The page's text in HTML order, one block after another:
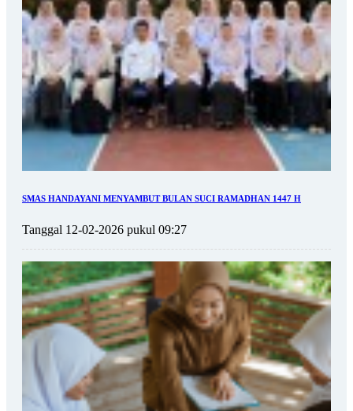
SMAS HANDAYANI MENYAMBUT BULAN SUCI RAMADHAN 1447 H
Tanggal 12-02-2026 pukul 09:27